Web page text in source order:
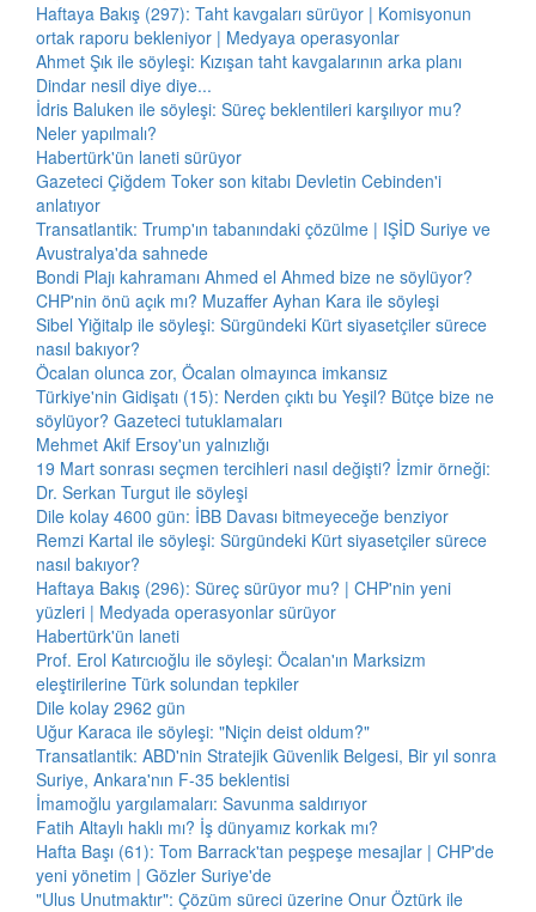
Haftaya Bakış (297): Taht kavgaları sürüyor | Komisyonun
ortak raporu bekleniyor | Medyaya operasyonlar
Ahmet Şık ile söyleşi: Kızışan taht kavgalarının arka planı
Dindar nesil diye diye...
İdris Baluken ile söyleşi: Süreç beklentileri karşılıyor mu?
Neler yapılmalı?
Habertürk'ün laneti sürüyor
Gazeteci Çiğdem Toker son kitabı Devletin Cebinden'i
anlatıyor
Transatlantik: Trump'ın tabanındaki çözülme | IŞİD Suriye ve
Avustralya'da sahnede
Bondi Plajı kahramanı Ahmed el Ahmed bize ne söylüyor?
CHP'nin önü açık mı? Muzaffer Ayhan Kara ile söyleşi
Sibel Yiğitalp ile söyleşi: Sürgündeki Kürt siyasetçiler sürece
nasıl bakıyor?
Öcalan olunca zor, Öcalan olmayınca imkansız
Türkiye'nin Gidişatı (15): Nerden çıktı bu Yeşil? Bütçe bize ne
söylüyor? Gazeteci tutuklamaları
Mehmet Akif Ersoy'un yalnızlığı
19 Mart sonrası seçmen tercihleri nasıl değişti? İzmir örneği:
Dr. Serkan Turgut ile söyleşi
Dile kolay 4600 gün: İBB Davası bitmeyeceğe benziyor
Remzi Kartal ile söyleşi: Sürgündeki Kürt siyasetçiler sürece
nasıl bakıyor?
Haftaya Bakış (296): Süreç sürüyor mu? | CHP'nin yeni
yüzleri | Medyada operasyonlar sürüyor
Habertürk'ün laneti
Prof. Erol Katırcıoğlu ile söyleşi: Öcalan'ın Marksizm
eleştirilerine Türk solundan tepkiler
Dile kolay 2962 gün
Uğur Karaca ile söyleşi: "Niçin deist oldum?"
Transatlantik: ABD'nin Stratejik Güvenlik Belgesi, Bir yıl sonra
Suriye, Ankara'nın F-35 beklentisi
İmamoğlu yargılamaları: Savunma saldırıyor
Fatih Altaylı haklı mı? İş dünyamız korkak mı?
Hafta Başı (61): Tom Barrack'tan peşpeşe mesajlar | CHP'de
yeni yönetim | Gözler Suriye'de
"Ulus Unutmaktır": Çözüm süreci üzerine Onur Öztürk ile